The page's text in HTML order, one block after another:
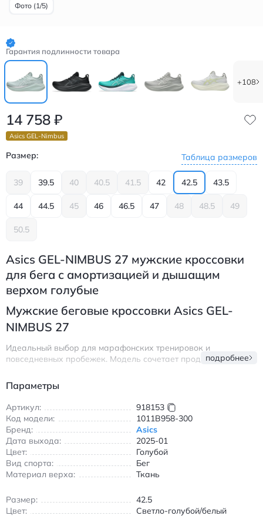
Фото (1/5)
Гарантия подлинности товара
+108
14 758 ₽
Asics GEL-Nimbus
Размер: Таблица размеров
39 39.5 40 40.5 41.5 42 42.5 43.5
44 44.5 45 46 46.5 47 48 48.5 49
50.5
Asics GEL-NIMBUS 27 мужские кроссовки
для бега с амортизацией и дышащим
верхом голубые
Мужские беговые кроссовки Asics GEL-
NIMBUS 27
Идеальный выбор для марафонских тренировок и
повседневных пробежек. Модель сочетает продвинутую
обеспечивая комфорт на протяжении всего дня. Система
амортизации эффективно поглощает ударные нагрузки,
снижая усталость ног при длительных дистанциях. Легкая и
прочная конструкция с нескользящей подошвой гарантирует
надежное сцепление на асфальте и беговых дорожках.
Особенности:
Технология амортизации GEL для максимального
комфорта
Нескользящая резиновая подошва
Эргономичная форма для естественного движения
подробнее
Параметры
Артикул:
918153
Код модели:
1011B958-300
Бренд:
Asics
Дата выхода:
2025-01
Цвет:
Голубой
Вид спорта:
Бег
Материал верха:
Ткань
Размер:
42.5
Цвет:
Светло-голубой/белый